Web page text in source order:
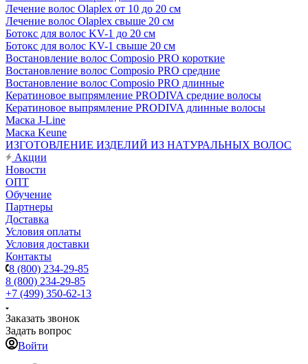
Лечение волос Olapleх от 10 до 20 см
Лечение волос Olapleх свыше 20 см
Ботокс для волос KV-1 до 20 см
Ботокс для волос KV-1 свыше 20 см
Востановление волос Composio PRO короткие
Востановление волос Composio PRO средние
Востановление волос Composio PRO длинные
Кератиновое выпрямление PRODIVA средние волосы
Кератиновое выпрямление PRODIVA длинные волосы
Маска J-Line
Маска Keune
ИЗГОТОВЛЕНИЕ ИЗДЕЛИЙ ИЗ НАТУРАЛЬНЫХ ВОЛОС
Акции
Новости
ОПТ
Обучение
Партнеры
Доставка
Условия оплаты
Условия доставки
Контакты
8 (800) 234-29-85
8 (800) 234-29-85
+7 (499) 350-62-13
Заказать звонок
Задать вопрос
Войти